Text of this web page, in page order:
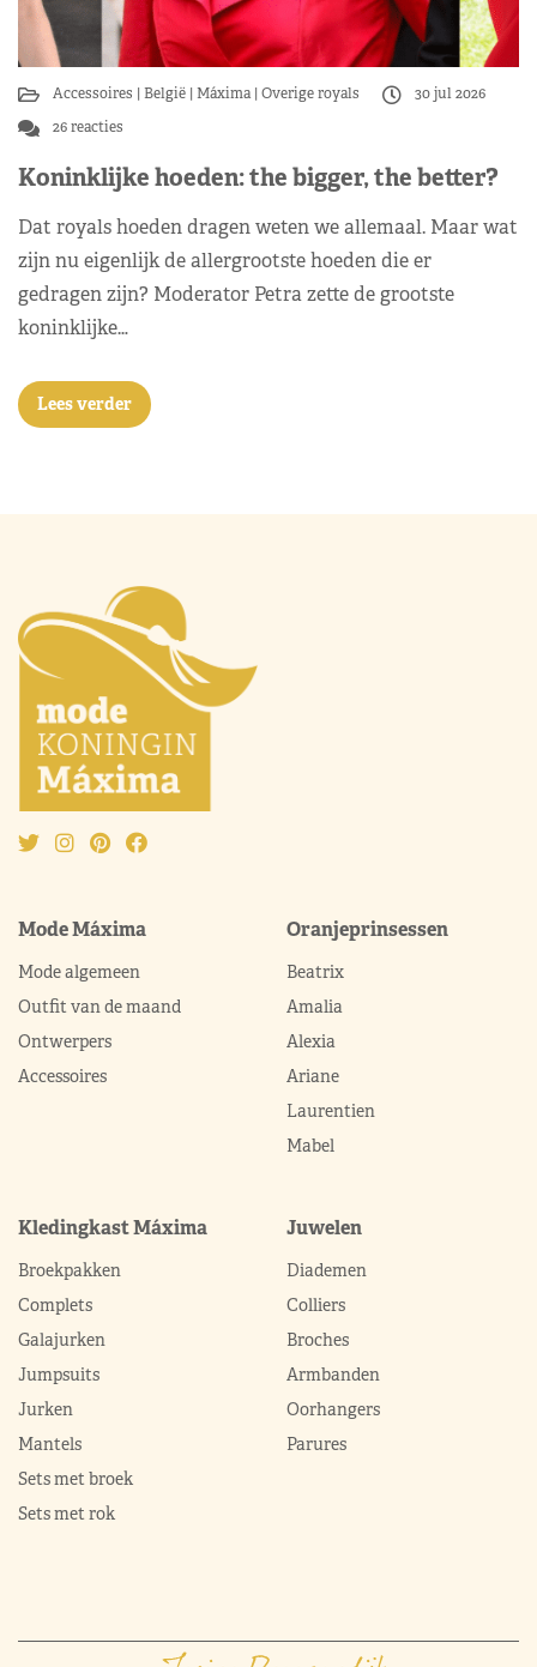
Accessoires België Máxima Overige royals
30 jul 2026
26 reacties
Koninklijke hoeden: the bigger, the better?
Dat royals hoeden dragen weten we allemaal. Maar wat
zijn nu eigenlijk de allergrootste hoeden die er
gedragen zijn? Moderator Petra zette de grootste
koninklijke…
Lees verder
Mode Máxima
Mode algemeen
Outfit van de maand
Ontwerpers
Accessoires
Oranjeprinsessen
Beatrix
Amalia
Alexia
Ariane
Laurentien
Mabel
Kledingkast Máxima
Broekpakken
Complets
Galajurken
Jumpsuits
Jurken
Mantels
Sets met broek
Sets met rok
Juwelen
Diademen
Colliers
Broches
Armbanden
Oorhangers
Parures